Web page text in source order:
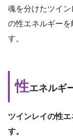
魂を分けたツイ
の性エネルギー
す。
性エネルギ
ツインレイの性
す。